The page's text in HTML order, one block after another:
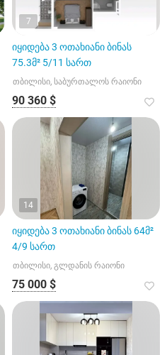
7
იყიდება 3 ოთახიანი ბინას
75.3მ² 5/11 სართ
თბილისი, საბურთალოს რაიონი
90 360 $
14
იყიდება 3 ოთახიანი ბინას 64მ²
4/9 სართ
თბილისი, გლდანის რაიონი
75 000 $